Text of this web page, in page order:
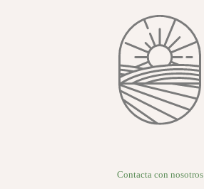
Contacta con nosotros